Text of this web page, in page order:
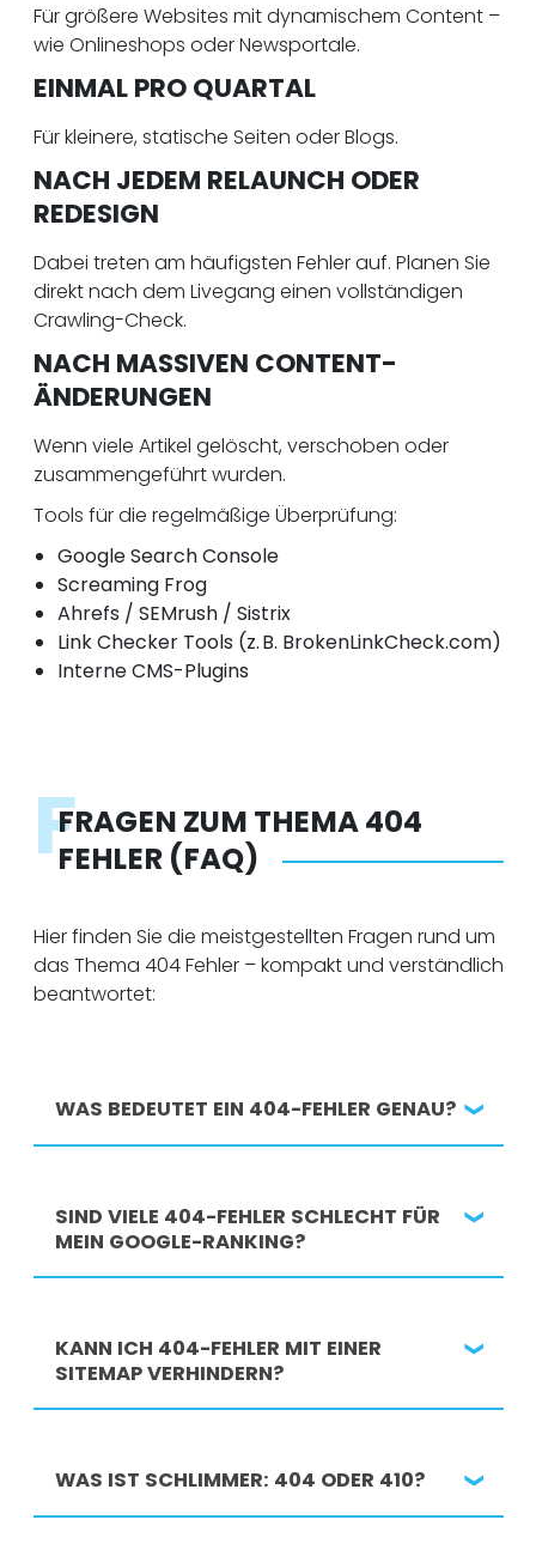
Für größere Websites mit dynamischem Content –
wie Onlineshops oder Newsportale.
EINMAL PRO QUARTAL
Für kleinere, statische Seiten oder Blogs.
NACH JEDEM RELAUNCH ODER
REDESIGN
Dabei treten am häufigsten Fehler auf. Planen Sie
direkt nach dem Livegang einen vollständigen
Crawling-Check.
NACH MASSIVEN CONTENT-
ÄNDERUNGEN
Wenn viele Artikel gelöscht, verschoben oder
zusammengeführt wurden.
Tools für die regelmäßige Überprüfung:
Google Search Console
Screaming Frog
Ahrefs / SEMrush / Sistrix
Link Checker Tools (z. B. BrokenLinkCheck.com)
Interne CMS-Plugins
FFRAGEN ZUM THEMA 404
FEHLER (FAQ)
Hier finden Sie die meistgestellten Fragen rund um
das Thema 404 Fehler – kompakt und verständlich
beantwortet:
WAS BEDEUTET EIN 404-FEHLER GENAU?
Der Server kann die angeforderte Seite nicht
finden. Sie wurde gelöscht, verschoben oder
SIND VIELE 404-FEHLER SCHLECHT FÜR
MEIN GOOGLE-RANKING?
Ja – wenn sie sich häufen, stören sie das
Crawling und verschlechtern das
KANN ICH 404-FEHLER MIT EINER
SITEMAP VERHINDERN?
hilft beim Indexieren,
aber nicht beim Verhindern fehlerhafter Links.
Sie brauchen gezielte Weiterleitungen oder
WAS IST SCHLIMMER: 404 ODER 410?